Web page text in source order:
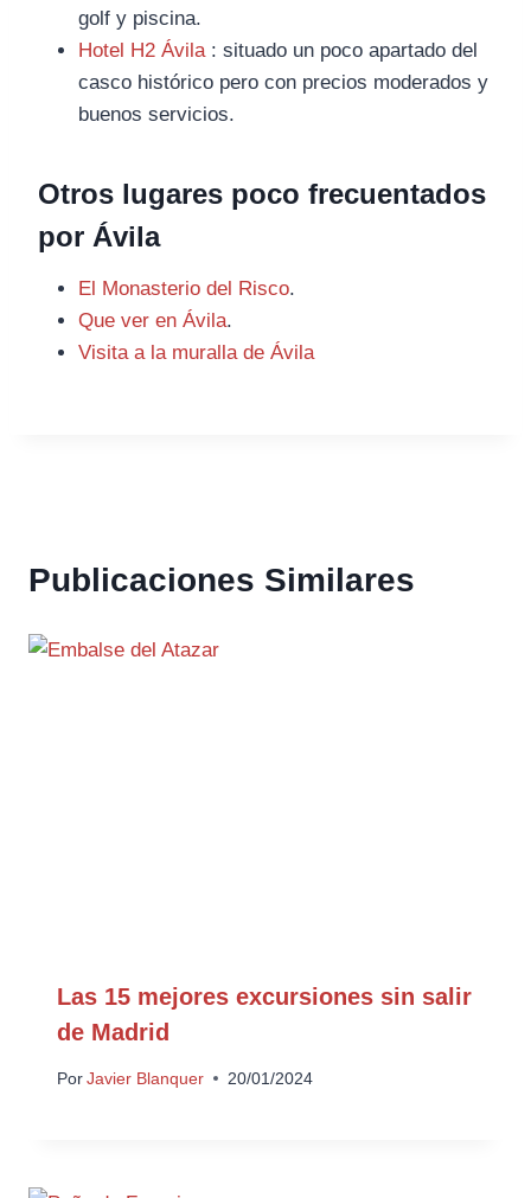
golf y piscina.
Hotel H2 Ávila: situado un poco apartado del
casco histórico pero con precios moderados y
buenos servicios.
Otros lugares poco frecuentados
por Ávila
El Monasterio del Risco.
Que ver en Ávila.
Visita a la muralla de Ávila
Publicaciones Similares
Las 15 mejores excursiones sin salir
de Madrid
Por Javier Blanquer 20/01/2024